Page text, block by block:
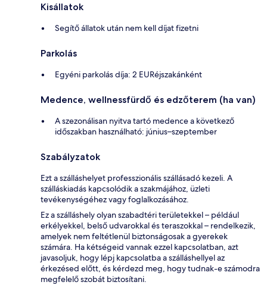
Kisállatok
Segítő állatok után nem kell díjat fizetni
Parkolás
Egyéni parkolás díja: 2 EURéjszakánként
Medence, wellnessfürdő és edzőterem (ha van)
A szezonálisan nyitva tartó medence a következő
időszakban használható: június–szeptember
Szabályzatok
Ezt a szálláshelyet professzionális szállásadó kezeli. A
szálláskiadás kapcsolódik a szakmájához, üzleti
tevékenységéhez vagy foglalkozásához.
Ez a szálláshely olyan szabadtéri területekkel – például
erkélyekkel, belső udvarokkal és teraszokkal – rendelkezik,
amelyek nem feltétlenül biztonságosak a gyerekek
számára. Ha kétségeid vannak ezzel kapcsolatban, azt
javasoljuk, hogy lépj kapcsolatba a szálláshellyel az
érkezésed előtt, és kérdezd meg, hogy tudnak-e számodra
megfelelő szobát biztosítani.